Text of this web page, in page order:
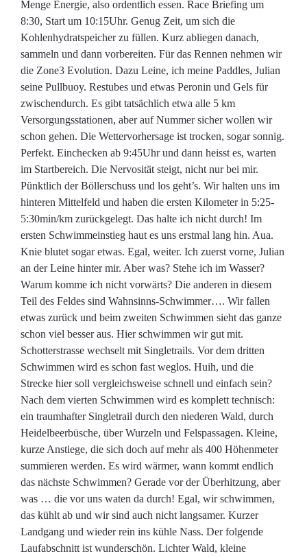
Menge Energie, also ordentlich essen. Race Briefing um
8:30, Start um 10:15Uhr. Genug Zeit, um sich die
Kohlenhydratspeicher zu füllen. Kurz abliegen danach,
sammeln und dann vorbereiten. Für das Rennen nehmen wir
die Zone3 Evolution. Dazu Leine, ich meine Paddles, Julian
seine Pullbuoy. Restubes und etwas Peronin und Gels für
zwischendurch. Es gibt tatsächlich etwa alle 5 km
Versorgungsstationen, aber auf Nummer sicher wollen wir
schon gehen. Die Wettervorhersage ist trocken, sogar sonnig.
Perfekt. Einchecken ab 9:45Uhr und dann heisst es, warten
im Startbereich. Die Nervosität steigt, nicht nur bei mir.
Pünktlich der Böllerschuss und los geht’s. Wir halten uns im
hinteren Mittelfeld und haben die ersten Kilometer in 5:25-
5:30min/km zurückgelegt. Das halte ich nicht durch! Im
ersten Schwimmeinstieg haut es uns erstmal lang hin. Aua.
Knie blutet sogar etwas. Egal, weiter. Ich zuerst vorne, Julian
an der Leine hinter mir. Aber was? Stehe ich im Wasser?
Warum komme ich nicht vorwärts? Die anderen in diesem
Teil des Feldes sind Wahnsinns-Schwimmer…. Wir fallen
etwas zurück und beim zweiten Schwimmen sieht das ganze
schon viel besser aus. Hier schwimmen wir gut mit.
Schotterstrasse wechselt mit Singletrails. Vor dem dritten
Schwimmen wird es schon fast weglos. Huih, und die
Strecke hier soll vergleichsweise schnell und einfach sein?
Nach dem vierten Schwimmen wird es komplett technisch:
ein traumhafter Singletrail durch den niederen Wald, durch
Heidelbeerbüsche, über Wurzeln und Felspassagen. Kleine,
kurze Anstiege, die sich doch auf mehr als 400 Höhenmeter
summieren werden. Es wird wärmer, wann kommt endlich
das nächste Schwimmen? Gerade vor der Überhitzung, aber
was … die vor uns waten da durch! Egal, wir schwimmen,
das kühlt ab und wir sind auch nicht langsamer. Kurzer
Landgang und wieder rein ins kühle Nass. Der folgende
Laufabschnitt ist wunderschön. Lichter Wald, kleine